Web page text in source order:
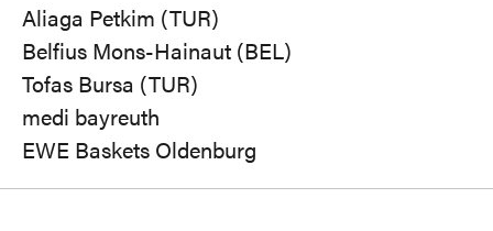
Aliaga Petkim (TUR)
Belfius Mons-Hainaut (BEL)
Tofas Bursa (TUR)
medi bayreuth
EWE Baskets Oldenburg